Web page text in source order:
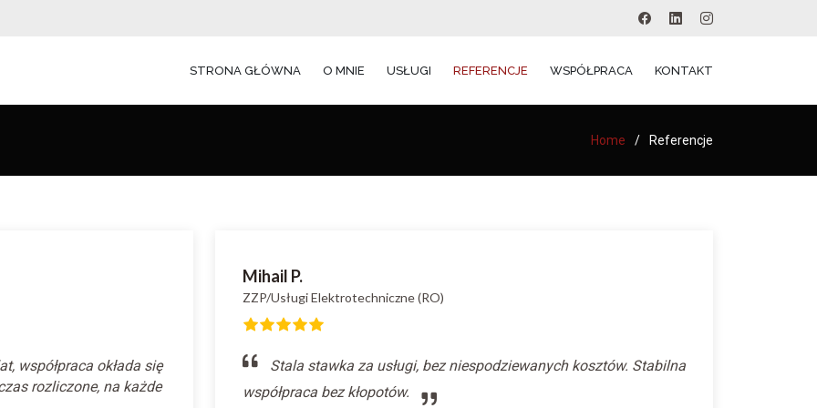
STRONA GŁÓWNA O MNIE USŁUGI REFERENCJE WSPÓŁPRACA KONTAKT
Home Referencje
współpraca okłada się
rozliczone, na każde
Mihail P.
ZZP/Usługi Elektrotechniczne (RO)
Stala stawka za usługi, bez niespodziewanych kosztów. Stabilna
współpraca bez kłopotów.